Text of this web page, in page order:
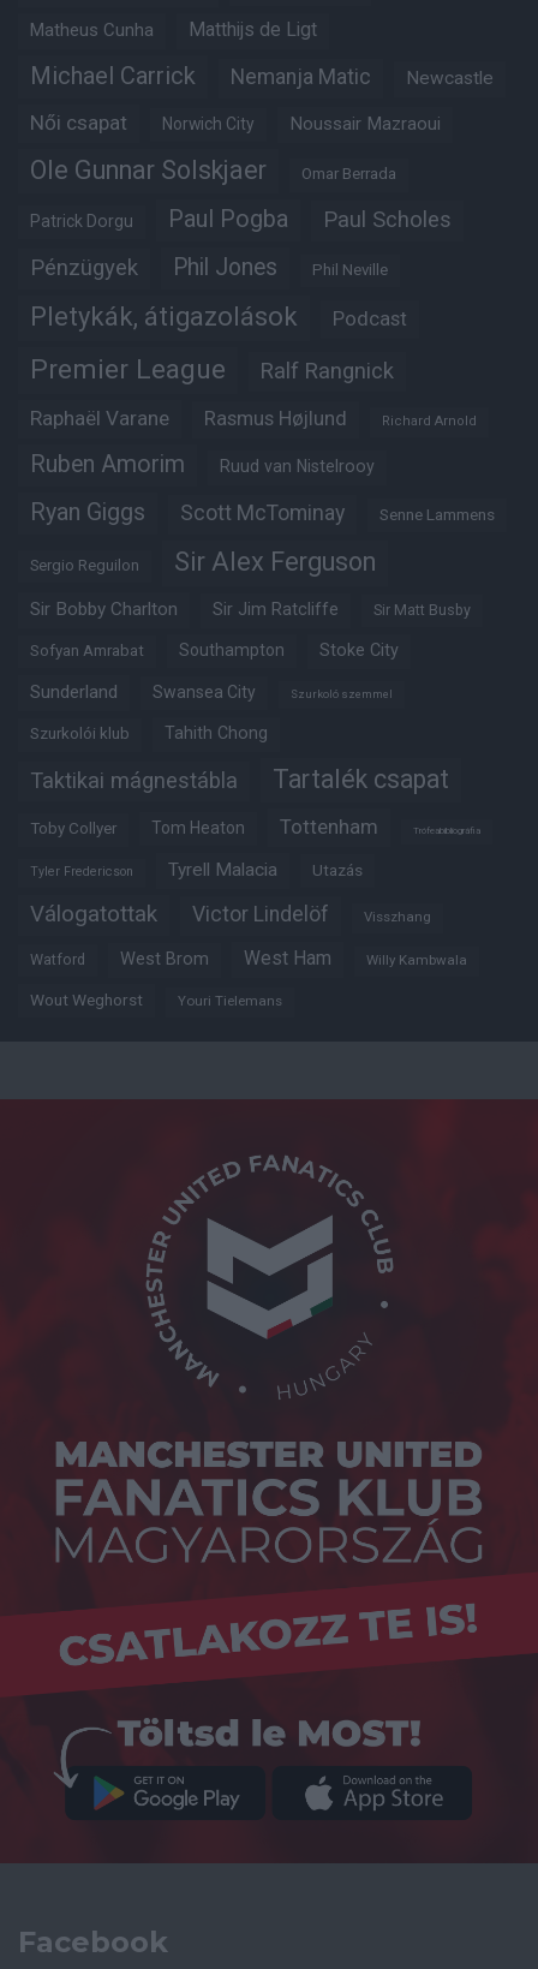
Matheus Cunha Matthijs de Ligt
Michael Carrick Nemanja Matic Newcastle
Női csapat Norwich City Noussair Mazraoui
Ole Gunnar Solskjaer Omar Berrada
Patrick Dorgu Paul Pogba Paul Scholes
Pénzügyek Phil Jones Phil Neville
Pletykák, átigazolások Podcast
Premier League Ralf Rangnick
Raphaël Varane Rasmus Højlund Richard Arnold
Ruben Amorim Ruud van Nistelrooy
Ryan Giggs Scott McTominay Senne Lammens
Sergio Reguilon Sir Alex Ferguson
Sir Bobby Charlton Sir Jim Ratcliffe Sir Matt Busby
Sofyan Amrabat Southampton Stoke City
Sunderland Swansea City Szurkoló szemmel
Szurkolói klub Tahith Chong
Taktikai mágnestábla Tartalék csapat
Toby Collyer Tom Heaton Tottenham Trófeabibliográfia
Tyler Fredericson Tyrell Malacia Utazás
Válogatottak Victor Lindelöf Visszhang
Watford West Brom West Ham Willy Kambwala
Wout Weghorst Youri Tielemans
Facebook